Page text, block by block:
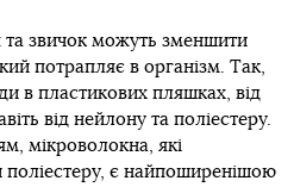
та звичок можуть зменшити
потрапляє в організм. Так,
в пластикових пляшках, від
від нейлону та поліестеру.
мікроволокна, які
є найпоширенішою